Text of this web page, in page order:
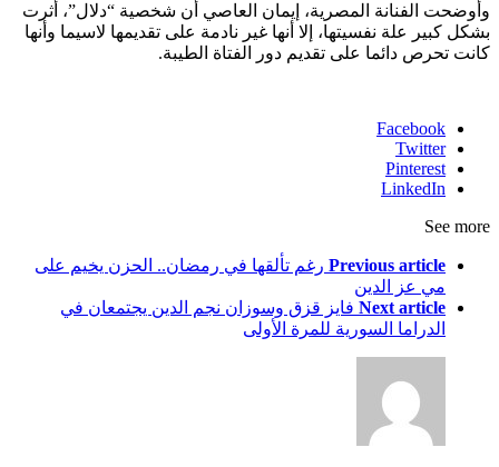
وأوضحت الفنانة المصرية، إيمان العاصي أن شخصية “دلال”، أثرت
بشكل كبير علة نفسيتها، إلا أنها غير نادمة على تقديمها لاسيما وأنها
كانت تحرص دائما على تقديم دور الفتاة الطيبة.
Facebook
Twitter
Pinterest
LinkedIn
See more
Previous article رغم تألقها في رمضان.. الحزن يخيم على
مي عز الدين
Next article فايز قزق وسوزان نجم الدين يجتمعان في
الدراما السورية للمرة الأولى